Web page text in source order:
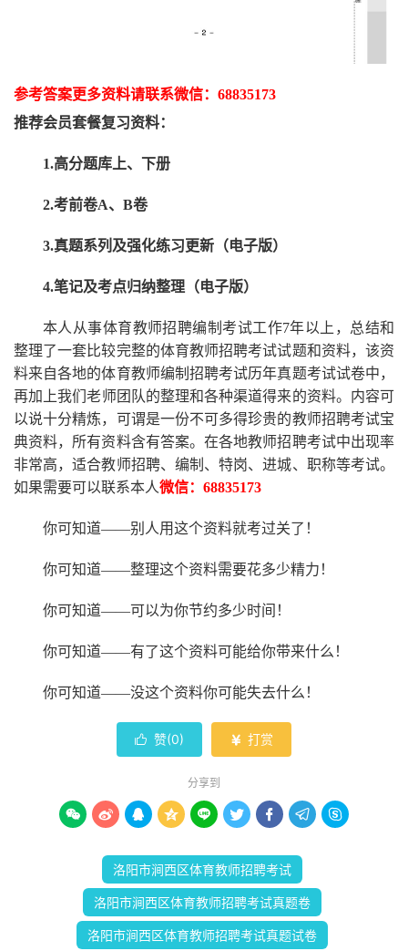
参考答案更多资料请联系微信： 68835173
推荐会员套餐复习资料：
1.高分题库上、下册
2.考前卷A、B卷
3.真题系列及强化练习更新（电子版）
4.笔记及考点归纳整理（电子版）
本人从事体育教师招聘编制考试工作7年以上，总结和
整理了一套比较完整的体育教师招聘考试试题和资料，该资
料来自各地的体育教师编制招聘考试历年真题考试试卷中，
再加上我们老师 团队的整理和各种渠道得来的资料。内容可
以说十分精炼，可谓是一份不可多得珍贵的教师招聘考试宝
典资料，所有资料含有答案。在各地教师招聘考试中出现率
非常高，适合教师招聘、编制、特岗、进城、职称等考试。
如果需要可以联系本人微信： 68835173
你可知道——别人用这个资料就考过关了！
你可知道——整理这个资料需要花多少精力 ！
你可知道——可以为你节约多少时间！
你可知道——有了这个资料可能给你带来什么！
你可知道——没这个资料你可能失去什么 ！
 赞(0)  打赏
分享到
        
洛阳市涧西区体育教师招聘考试
洛阳市涧西区体育教师招聘考试真题卷
洛阳市涧西区体育教师招聘考试真题试卷